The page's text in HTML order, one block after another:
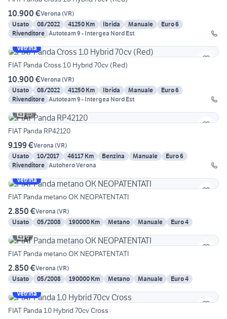
10.900 €Verona (VR)
Usato
08/2022 41250 Km Ibrida Manuale
Euro 6
Rivenditore Autoteam 9 - Intergea Nord Est
Vetrina
FIAT Panda Cross 1.0 Hybrid 70cv (Red)
10.900 €Verona (VR)
Usato
08/2022 41250 Km Ibrida Manuale
Euro 6
Rivenditore Autoteam 9 - Intergea Nord Est
10
FIAT Panda RP42120
9.199 €Verona (VR)
Usato
10/2017 46117 Km Benzina Manuale
Euro 6
Rivenditore Autohero Verona
Vetrina
FIAT Panda metano OK NEOPATENTATI
2.850 €Verona (VR)
Usato
05/2008 190000 Km Metano Manuale
Euro 4
6
FIAT Panda metano OK NEOPATENTATI
2.850 €Verona (VR)
Usato
05/2008 190000 Km Metano Manuale
Euro 4
Vetrina
FIAT Panda 1.0 Hybrid 70cv Cross